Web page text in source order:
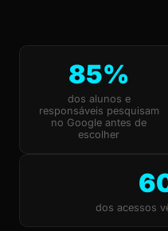
85%
dos alunos e
responsáveis pesquisam
no Google antes de
escolher
dos acessos